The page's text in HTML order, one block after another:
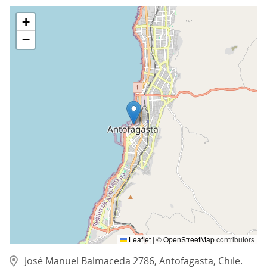
+
−
Leaflet | ©OpenStreetMapcontributors
José Manuel Balmaceda 2786, Antofagasta, Chile.